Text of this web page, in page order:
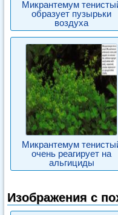
Микрантемум
образует пузырьки
воздуха
Микрантемум
очень реагирует на
альгициды
Изображения с